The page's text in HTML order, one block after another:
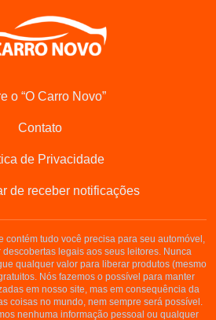
o “O Carro Novo”
Contato
de Privacidade
de receber notificações
contém tudo você precisa para seu automóvel,
legais aos seus leitores. Nunca
qualquer valor para liberar produtos (mesmo
Nós fazemos o possível para manter
em nosso site, mas em consequência da
coisas no mundo, nem sempre será possível.
nenhuma informação pessoal ou qualquer